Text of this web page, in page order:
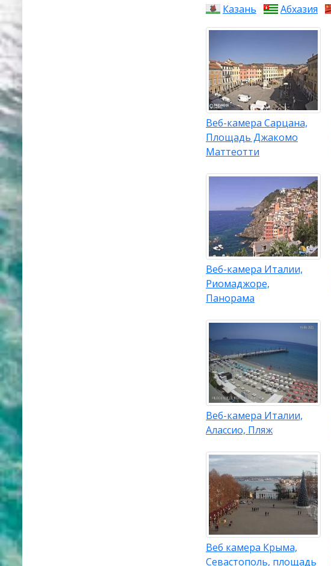
Казань
Абхазия
Веб-камера Сарцана,
Площадь Джакомо
Маттеотти
Веб-камера Италии,
Риомаджоре,
Панорама
Веб-камера Италии,
Алассио, Пляж
Веб камера Крыма,
Севастополь, площадь